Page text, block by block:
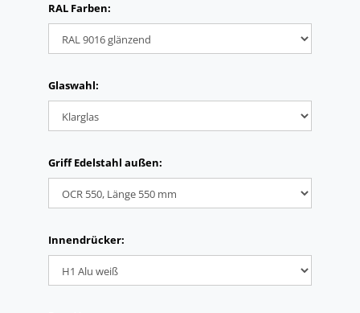
RAL Farben:
Glaswahl:
Griff Edelstahl außen:
Innendrücker: